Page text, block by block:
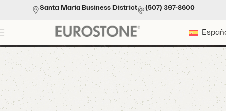
Santa Maria Business District (507) 397-8600
Antislip